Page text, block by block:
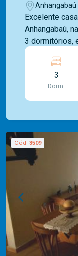
Excelente
Anhangabaú,
3 dormitórios,
jantar,
serviço,
garagem,
3
Dorm.
Cód. 3509